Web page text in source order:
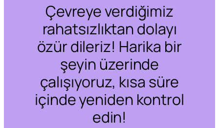
Çevreye verdiğimiz
rahatsızlıktan dolayı
özür dileriz! Harika bir
şeyin üzerinde
çalışıyoruz, kısa süre
içinde yeniden kontrol
edin!